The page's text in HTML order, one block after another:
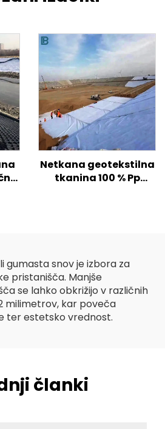
Netkana geotekstilna
tkanina 100 % Pp
gumasta snov je izbora za
pristanišča. Manjše
se lahko obkrižijo v različnih
milimetrov, kar poveča
ter estetsko vrednost.
članki